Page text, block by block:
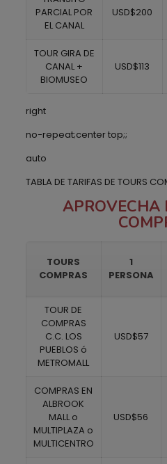
PARCIAL POR
EL CANAL
USD$200
TOUR GIRA DE
CANAL +
BIOMUSEO
USD$113
right
no-repeat;center top;;
auto
TABLA DE TARIFAS DE TOURS
APROVECHA
TOURS
COMPRAS
1
PERSONA
TOUR DE
COMPRAS
C.C. LOS
PUEBLOS ó
METROMALL
USD$57
COMPRAS EN
ALBROOK
MALL o
MULTIPLAZA o
MULTICENTRO
USD$56